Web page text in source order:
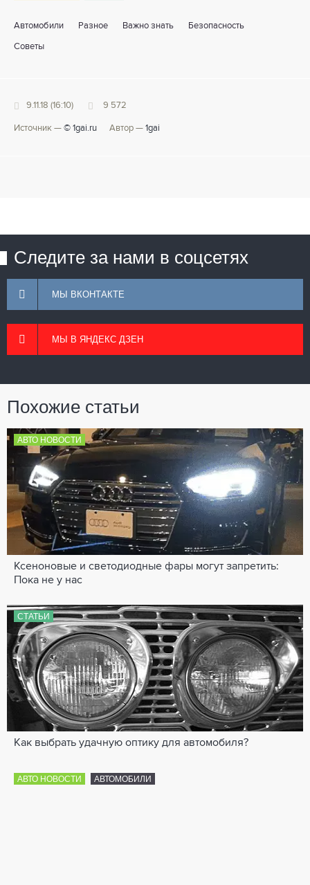
Автомобили Разное Важно знать Безопасность
Советы
9.11.18 (16:10) 9 572
Источник — © 1gai.ru Автор — 1gai
Следите за нами в соцсетях
МЫ ВКОНТАКТЕ
МЫ В ЯНДЕКС ДЗЕН
Похожие статьи
АВТО НОВОСТИ
Ксеноновые и светодиодные фары могут запретить:
Пока не у нас
СТАТЬИ
Как выбрать удачную оптику для автомобиля?
АВТО НОВОСТИ АВТОМОБИЛИ